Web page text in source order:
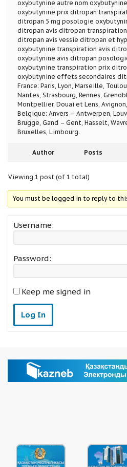
oxybutynine autre nom
oxybutynine prix ditropan
ditropan 5 mg posologie
ditropan avis ditropan transpiration
ditropan avis vessie ditropan et
oxybutynine transpiration avis
oxybutynine avis ditropan
oxybutynine transpiration prix
oxybutynine effets secondaires
France: Paris, Lyon, Marseille,
Nantes, Strasbourg, Rennes,
Montpellier, Douai et Lens,
Belgique: Anvers – Antwerpen,
Brugge, Gand – Gent, Hasselt,
Bruxelles, Limbourg.
Author Posts
Viewing 1 post (of 1 total)
You must be logged in to reply to
Username:
Password:
Keep me signed in
Log In